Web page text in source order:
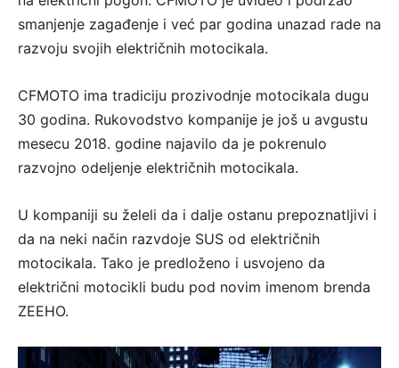
smanjenje zagađenje i već par godina unazad rade na
razvoju svojih električnih motocikala.
CFMOTO ima tradiciju prozivodnje motocikala dugu
30 godina. Rukovodstvo kompanije je još u avgustu
mesecu 2018. godine najavilo da je pokrenulo
razvojno odeljenje električnih motocikala.
U kompaniji su želeli da i dalje ostanu prepoznatljivi i
da na neki način razvdoje SUS od električnih
motocikala. Tako je predloženo i usvojeno da
električni motocikli budu pod novim imenom brenda
ZEEHO.